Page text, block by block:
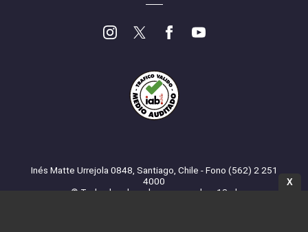
Inés Matte Urrejola 0848, Santiago, Chile - Fono (562) 2 251
4000
© Todos los derechos reservados. 13.cl
X